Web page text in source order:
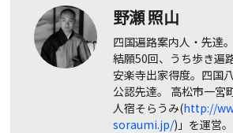
野瀬 照山
四国遍路案内人・先達
結願50回、うち歩き遍
安楽寺出家得度。四国
公認先達。 高松市一宮
人宿そらうみ(http://
soraumi.jp/)」を運営。